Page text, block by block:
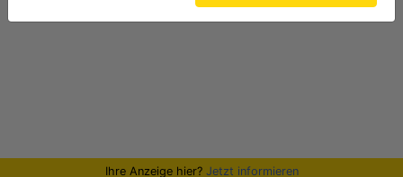
Ihre Anzeige hier? Jetzt informieren